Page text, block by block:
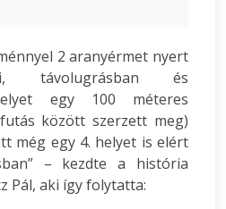
2 aranyérmet nyert
távolugrásban és
egy 100 méteres
között szerzett meg)
még egy 4. helyet is elért
– kezdte a história
Pál, aki így folytatta: